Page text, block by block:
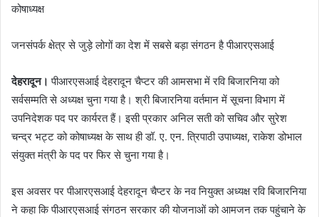
कोषाध्यक्ष
जनसंपर्क क्षेत्र से जुड़े लोगों का देश में सबसे बड़ा संगठन है पीआरएसआई
देहरादून। पीआरएसआई देहरादून चैप्टर की आमसभा में रवि बिजारनिया को
सर्वसम्मति से अध्यक्ष चुना गया है। श्री बिजारनिया वर्तमान में सूचना विभाग में
उपनिदेशक पद पर कार्यरत हैं। इसी प्रकार अनिल सती को सचिव और सुरेश
चन्द्र भट्ट को कोषाध्यक्ष के साथ ही डॉ. ए. एन. त्रिपाठी उपाध्यक्ष, राकेश डोभाल
संयुक्त मंत्री के पद पर फिर से चुना गया है।
इस अवसर पर पीआरएसआई देहरादून चैप्टर के नव नियुक्त अध्यक्ष रवि बिजारनिया
ने कहा कि पीआरएसआई संगठन सरकार की योजनाओं को आमजन तक पहुंचाने के